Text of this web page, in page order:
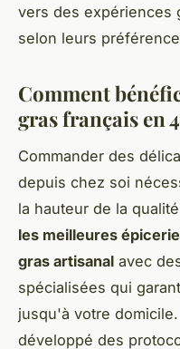
vers des expériences
selon leurs
Comment
gras français en
Commander des
depuis chez soi
la hauteur de la
les meilleures
gras artisanal avec
spécialisées qui
jusqu'à votre
développé des